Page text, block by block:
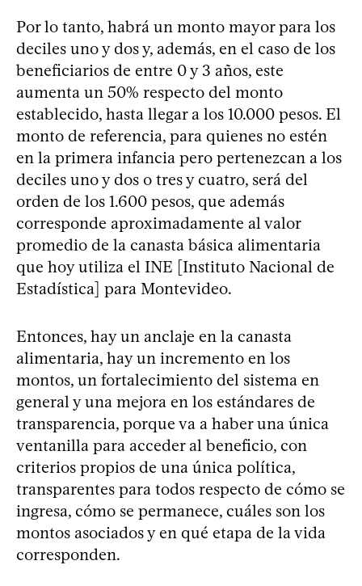
Por lo tanto, habrá un monto mayor para los
deciles uno y dos y, además, en el caso de los
beneficiarios de entre 0 y 3 años, este
aumenta un 50% respecto del monto
establecido, hasta llegar a los 10.000 pesos. El
monto de referencia, para quienes no estén
en la primera infancia pero pertenezcan a los
deciles uno y dos o tres y cuatro, será del
orden de los 1.600 pesos, que además
corresponde aproximadamente al valor
promedio de la canasta básica alimentaria
que hoy utiliza el INE [Instituto Nacional de
Estadística] para Montevideo.
Entonces, hay un anclaje en la canasta
alimentaria, hay un incremento en los
montos, un fortalecimiento del sistema en
general y una mejora en los estándares de
transparencia, porque va a haber una única
ventanilla para acceder al beneficio, con
criterios propios de una única política,
transparentes para todos respecto de cómo se
ingresa, cómo se permanece, cuáles son los
montos asociados y en qué etapa de la vida
corresponden.